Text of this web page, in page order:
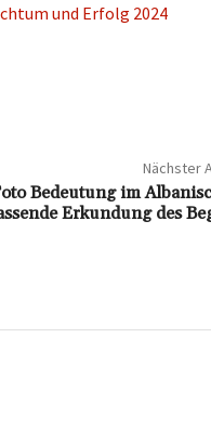
und Erfolg 2024
Nächster
Bedeutung im
Erkundung des